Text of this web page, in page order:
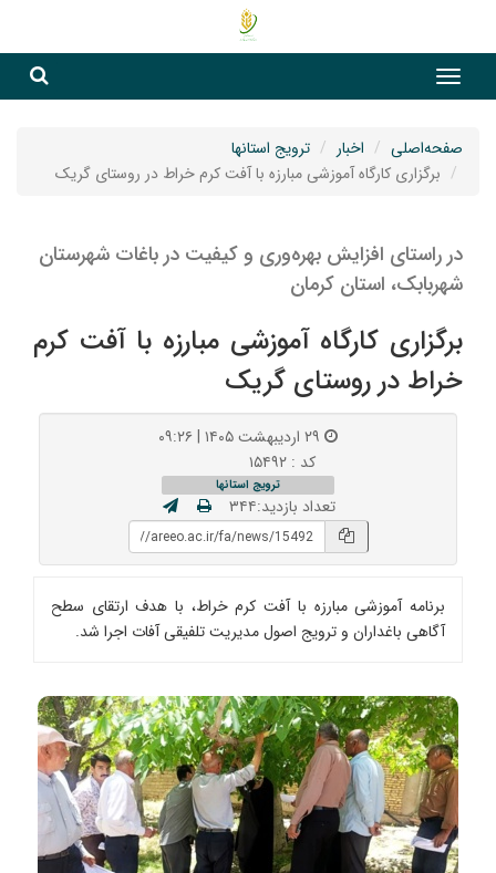
صفحه‌اصلی اخبار
ترویج استانها
برگزاری کارگاه آموزشی مبارزه با آفت کرم خراط در روستای گریک
در راستای افزایش بهره‌وری و کیفیت در باغات شهرستان
شهربابک، استان کرمان
برگزاری کارگاه آموزشی مبارزه با آفت کرم
خراط در روستای گریک
کد : ۱۵۴۹۲
ترویج استانها
تعداد بازدید:۳۴۴
برنامه آموزشی مبارزه با آفت کرم خراط، با هدف ارتقای سطح
آگاهی باغداران و ترویج اصول مدیریت تلفیقی آفات اجرا شد.